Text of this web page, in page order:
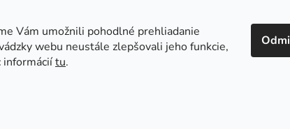
Vám umožnili pohodlné prehliadanie
webu neustále zlepšovali jeho funkcie,
informáciítu.